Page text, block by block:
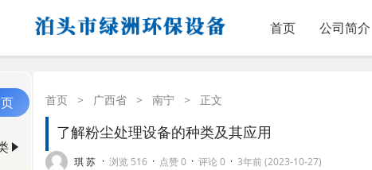
首页 公司简介
首页 > 广西省 > 南宁 > 正文
了解粉尘处理设备的种类及其应用
琪 苏 · 浏览 516 · 点赞 0 · 评论 0 · 3年前 (2023-10-27)